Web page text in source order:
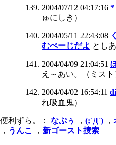
2004/07/12 04:17:16 *
ゅにしき）
2004/05/11 22:43:08
むぺーじだよ とし
2004/04/09 21:04:51
え～あい。（ミスト
2004/04/02 16:54:11
れ吸血鬼）
便利ずら。： なぷぅ ， (;´Д`) ，
， うんこ ， 新ゴースト捜索